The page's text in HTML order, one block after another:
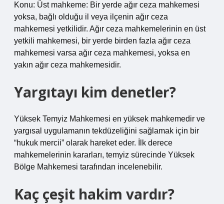
Konu: Üst mahkeme: Bir yerde ağır ceza mahkemesi
yoksa, bağlı olduğu il veya ilçenin ağır ceza
mahkemesi yetkilidir. Ağır ceza mahkemelerinin en üst
yetkili mahkemesi, bir yerde birden fazla ağır ceza
mahkemesi varsa ağır ceza mahkemesi, yoksa en
yakın ağır ceza mahkemesidir.
Yargıtayı kim denetler?
Yüksek Temyiz Mahkemesi en yüksek mahkemedir ve
yargısal uygulamanın tekdüzeliğini sağlamak için bir
“hukuk mercii” olarak hareket eder. İlk derece
mahkemelerinin kararları, temyiz sürecinde Yüksek
Bölge Mahkemesi tarafından incelenebilir.
Kaç çeşit hakim vardır?